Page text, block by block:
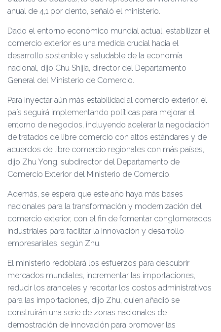
anual de 4,1 por ciento, señaló el ministerio.
Dado el entorno económico mundial actual, estabilizar el
comercio exterior es una medida crucial hacia el
desarrollo sostenible y saludable de la economía
nacional, dijo Chu Shijia, director del Departamento
General del Ministerio de Comercio.
Para inyectar aún más estabilidad al comercio exterior, el
país seguirá implementando políticas para mejorar el
entorno de negocios, incluyendo acelerar la negociación
de tratados de libre comercio con altos estándares y de
acuerdos de libre comercio regionales con más países,
dijo Zhu Yong, subdirector del Departamento de
Comercio Exterior del Ministerio de Comercio.
Además, se espera que este año haya más bases
nacionales para la transformación y modernización del
comercio exterior, con el fin de fomentar conglomerados
industriales para facilitar la innovación y desarrollo
empresariales, según Zhu.
El ministerio redoblará los esfuerzos para descubrir
mercados mundiales, incrementar las importaciones,
reducir los aranceles y recortar los costos administrativos
para las importaciones, dijo Zhu, quien añadió se
construirán una serie de zonas nacionales de
demostración de innovación para promover las